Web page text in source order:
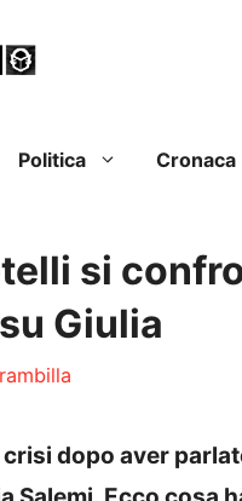
Politica Cronaca
si
Giulia
crisi dopo aver